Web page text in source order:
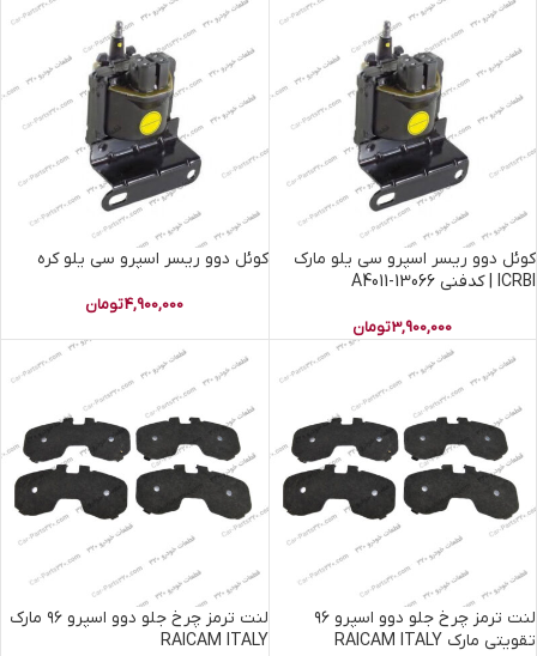
کوئل دوو ریسر اسپرو سی یلو مارک
ICRBI | کدفنی 13066-A4011
3,900,000تومان
کوئل دوو ریسر اسپرو سی یلو کره
4,900,000تومان
لنت ترمز چرخ جلو دوو اسپرو ۹۶
تقویتی مارک RAICAM ITALY
لنت ترمز چرخ جلو دوو اسپرو ۹۶ مارک
RAICAM ITALY